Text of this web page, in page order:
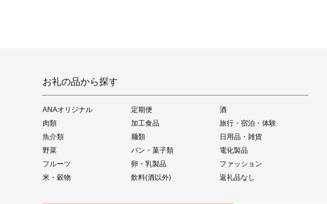
お礼の品から探す
ANAオリジナル 定期便
酒
肉類
加工食品
旅行・宿泊・体験
魚介類
麺類
日用品・雑貨
野菜
パン・菓子類
電化製品
フルーツ
卵・乳製品
ファッション
米・穀物
飲料(酒以外) 返礼品なし